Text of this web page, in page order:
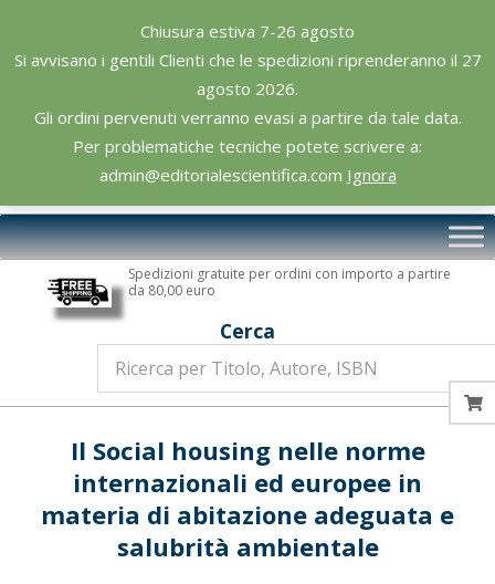
Chiusura estiva 7-26 agosto
Si avvisano i gentili Clienti che le spedizioni riprenderanno il 27
agosto 2026.
Gli ordini pervenuti verranno evasi a partire da tale data.
Per problematiche tecniche potete scrivere a:
admin@editorialescientifica.com Ignora
content
Editoriale
Scientifica
Primary
Navigation
Spedizioni gratuite per ordini con importo a partire
da 80,00 euro
Cerca
Il Social housing nelle norme
internazionali ed europee in
materia di abitazione adeguata e
salubrità ambientale